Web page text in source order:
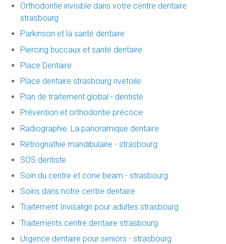
Orthodontie invisible dans votre centre dentaire
strasbourg
Parkinson et la santé dentaire
Piercing buccaux et santé dentaire
Place Dentaire
Place dentaire strasbourg rivetoile
Plan de traitement global - dentiste
Prévention et orthodontie précoce
Radiographie: La panoramique dentaire
Rétrognathie mandibulaire - strasbourg
SOS dentiste
Soin du centre et cone beam - strasbourg
Soins dans notre centre dentaire
Traitement Invisalign pour adultes strasbourg
Traitements centre dentaire strasbourg
Urgence dentaire pour seniors - strasbourg